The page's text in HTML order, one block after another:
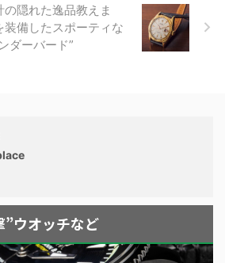
の隠れた逸品教えま
備したスポーティな
ダーバード”
ウオッチなど